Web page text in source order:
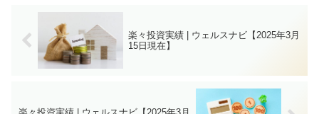
楽々投資実績 | ウェルスナビ【2025年3月
15日現在】